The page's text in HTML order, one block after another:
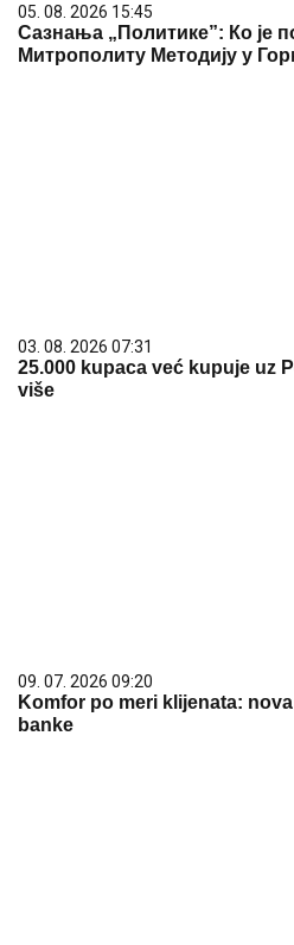
05. 08. 2026 15:45
Сазнања „Политике”: Ко је
Митрополиту Методију у
03. 08. 2026 07:31
25.000 kupaca već kupuje uz
više
09. 07. 2026 09:20
Komfor po meri klijenata:
banke